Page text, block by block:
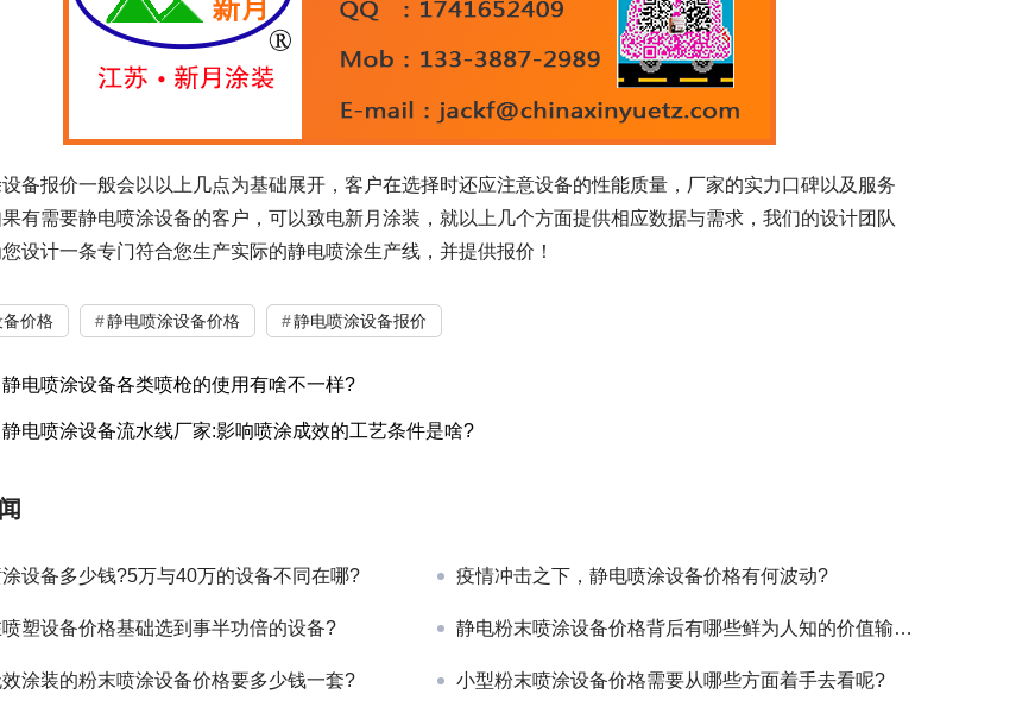
备报价一般会以以上几点为基础展开，客户在选择时还应注意设备的性能质量，厂家的实力口碑以及服务
有需要静电喷涂设备的客户，可以致电新月涂装，就以上几个方面提供相应数据与需求，我们的设计团队
设计一条专门符合您生产实际的静电喷涂生产线，并提供报价！
价格 静电喷涂设备价格 静电喷涂设备报价
静电喷涂设备各类喷枪的使用有啥不一样?
静电喷涂设备流水线厂家:影响喷涂成效的工艺条件是啥?
设备多少钱?5万与40万的设备不同在哪? 疫情冲击之下，静电喷涂设备价格有何波动?
塑设备价格基础选到事半功倍的设备? 静电粉末喷涂设备价格背后有哪些鲜为人知的价值输出?
涂装的粉末喷涂设备价格要多少钱一套? 小型粉末喷涂设备价格需要从哪些方面着手去看呢?